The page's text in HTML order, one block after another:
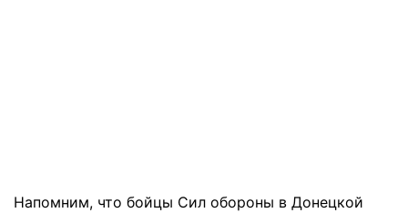
Напомним, что бойцы Сил обороны в Донецкой